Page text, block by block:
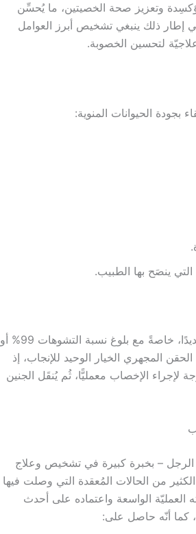
وتعزيز صحة الخصيتين، ما يُحسِّن
إطار ذلك ينبغي تشخيص أبرز العوامل
لتحسين الخصوبة.
بجودة الحيوانات المنوية:
ينصَح بها الطبيب.
في بعض الحالات قد يكون تشوه الحيوانات المنوية شديدًا، خاصةً مع بلوغ نسبة التشوهات 99% أو
المجهري الخيار الوحيد للإنجاب، إذ
لإجراء الإخصاب معمليًّا، ثُم يُنقَل الجنين
– بخبرة كبيرة في تشخيص وعلاج
من الحالات المُعقدة التي وصلت فيها
العمليّة الواسعة واعتماده على أحدث
كما أنّه حاصل على: